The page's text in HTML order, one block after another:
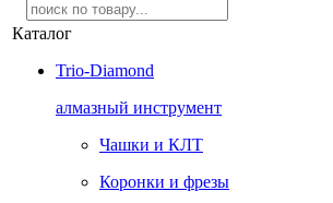
Каталог
Trio-Diamond
алмазный инструмент
Чашки и КЛТ
Коронки и фрезы